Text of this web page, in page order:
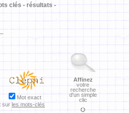
clés - résultats -
Mot exact
sur les mots-clés
Affinez
votre
recherche
d'un simple
clic